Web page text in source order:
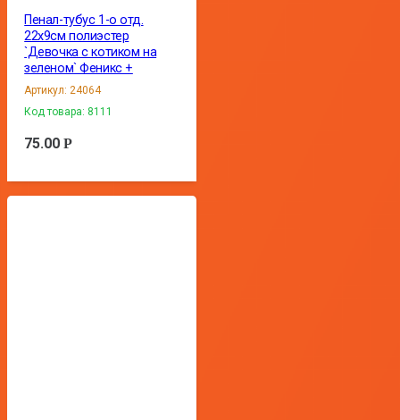
Пенал-тубус 1-о отд.
22х9см полиэстер
`Девочка с котиком на
зеленом` Феникс +
Артикул: 24064
Код товара: 8111
75.00Р